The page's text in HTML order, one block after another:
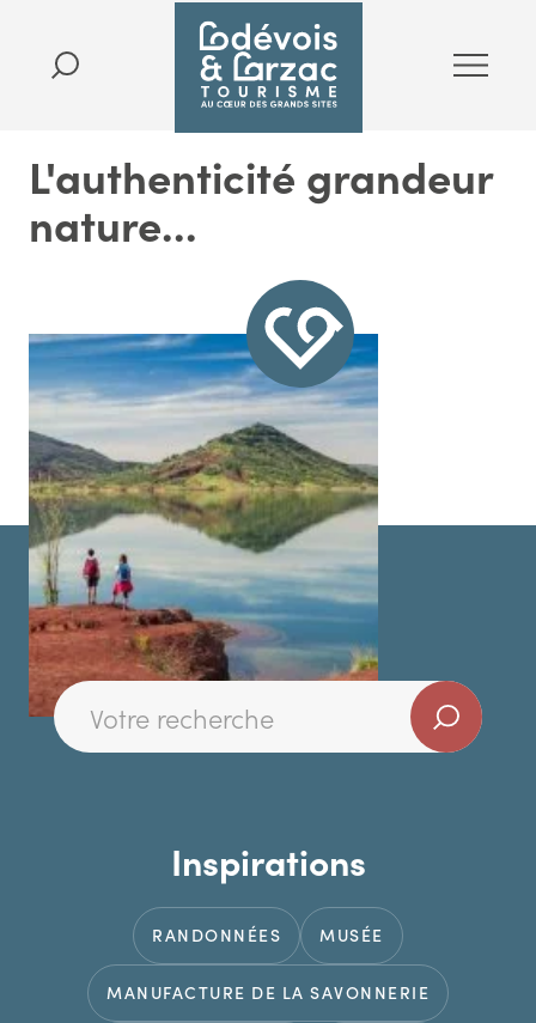
L'authenticité grandeur
nature...
Inspirations
RANDONNÉES MUSÉE
MANUFACTURE DE LA SAVONNERIE